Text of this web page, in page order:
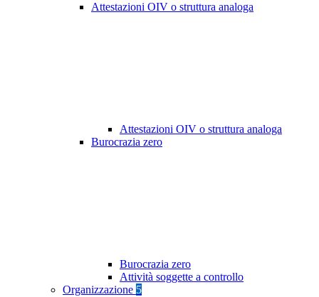
Attestazioni OIV o struttura analoga
Attestazioni OIV o struttura analoga
Burocrazia zero
Burocrazia zero
Attività soggette a controllo
Organizzazione 5